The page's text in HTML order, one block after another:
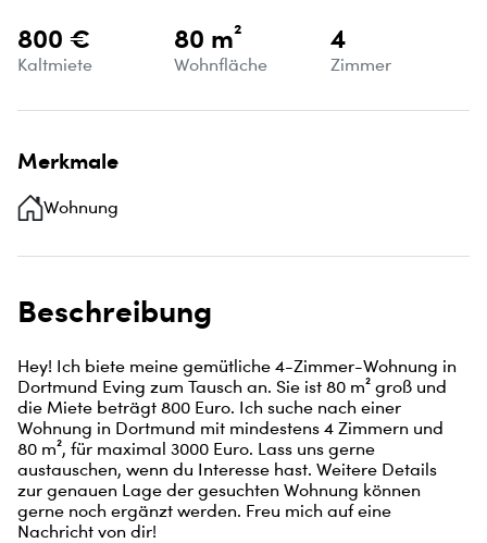
800 €
Kaltmiete
80 m²
Wohnfläche
4
Zimmer
Merkmale
Wohnung
Beschreibung
Hey! Ich biete meine gemütliche 4-Zimmer-Wohnung in
Dortmund Eving zum Tausch an. Sie ist 80 m² groß und
die Miete beträgt 800 Euro. Ich suche nach einer
Wohnung in Dortmund mit mindestens 4 Zimmern und
80 m², für maximal 3000 Euro. Lass uns gerne
austauschen, wenn du Interesse hast. Weitere Details
zur genauen Lage der gesuchten Wohnung können
gerne noch ergänzt werden. Freu mich auf eine
Nachricht von dir!